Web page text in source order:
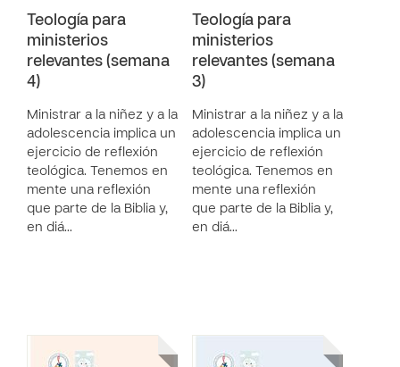
Teología para
ministerios
relevantes (semana
4)
Ministrar a la niñez y a la
adolescencia implica un
ejercicio de reflexión
teológica. Tenemos en
mente una reflexión
que parte de la Biblia y,
en diá…
Teología para
ministerios
relevantes (semana
3)
Ministrar a la niñez y a la
adolescencia implica un
ejercicio de reflexión
teológica. Tenemos en
mente una reflexión
que parte de la Biblia y,
en diá…